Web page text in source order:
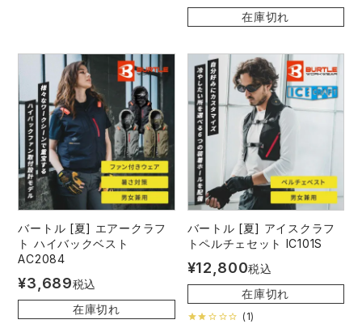
在庫切れ
バートル [夏] エアークラフ
ト ハイバックベスト
AC2084
¥3,689税込
在庫切れ
バートル [夏] アイスクラフ
トペルチェセット IC101S
¥12,800税込
在庫切れ
(1)